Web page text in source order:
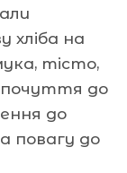
хліба на
тісто,
почуття до
до
повагу до